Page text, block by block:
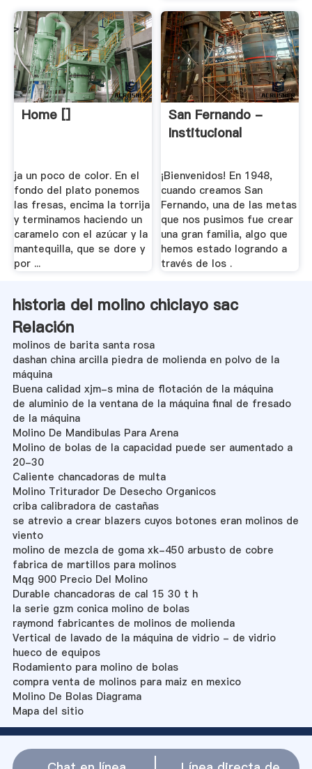
Home []
ja un poco de color. En el
fondo del plato ponemos
las fresas, encima la torrija
y terminamos haciendo un
caramelo con el azúcar y la
mantequilla, que se dore y
por ...
San Fernando -
Institucional
¡Bienvenidos! En 1948,
cuando creamos San
Fernando, una de las metas
que nos pusimos fue crear
una gran familia, algo que
hemos estado logrando a
través de los .
historia del molino chiclayo sac
Relación
molinos de barita santa rosa
dashan china arcilla piedra de molienda en polvo de la
máquina
Buena calidad xjm-s mina de flotación de la máquina
de aluminio de la ventana de la máquina final de fresado
de la máquina
Molino De Mandibulas Para Arena
Molino de bolas de la capacidad puede ser aumentado a
20-30
Caliente chancadoras de multa
Molino Triturador De Desecho Organicos
criba calibradora de castañas
se atrevio a crear blazers cuyos botones eran molinos de
viento
molino de mezcla de goma xk-450 arbusto de cobre
fabrica de martillos para molinos
Mqg 900 Precio Del Molino
Durable chancadoras de cal 15 30 t h
la serie gzm conica molino de bolas
raymond fabricantes de molinos de molienda
Vertical de lavado de la máquina de vidrio - de vidrio
hueco de equipos
Rodamiento para molino de bolas
compra venta de molinos para maiz en mexico
Molino De Bolas Diagrama
Mapa del sitio